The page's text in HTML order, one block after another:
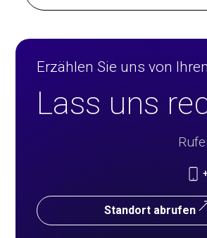
Erzählen Sie uns von
Lass uns
Standort abrufen